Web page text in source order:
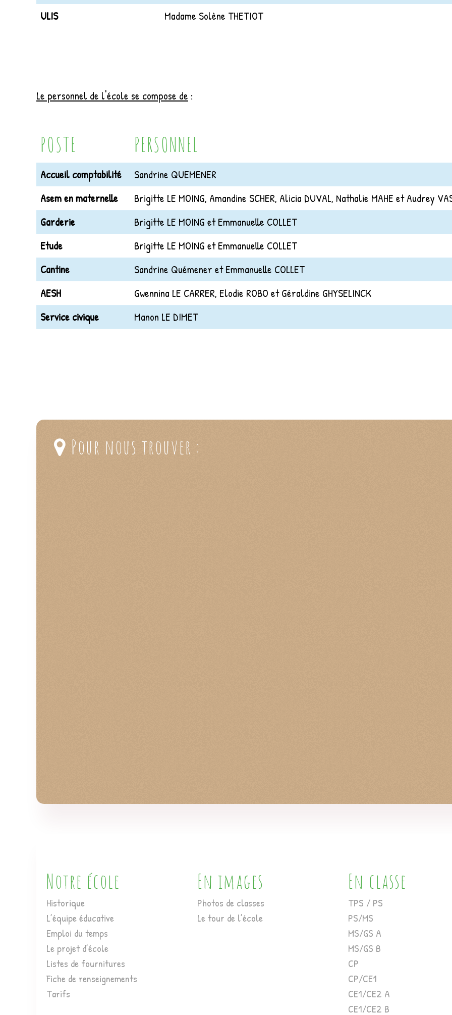
ULIS
Madame Solène THETIOT
Le personnel de l'école se compose de :
POSTE PERSONNEL
Accueil comptabilité
Sandrine QUEMENER
Asem en maternelle
Brigitte LE MOING, Amandine SCHER, Alicia DUVAL, Nathalie MAHE et Audrey
Garderie
Brigitte LE MOING et Emmanuelle COLLET
Etude
Brigitte LE MOING et Emmanuelle COLLET
Cantine
Sandrine Quémener et Emmanuelle COLLET
AESH
Gwennina LE CARRER, Elodie ROBO et Géraldine GHYSELINCK
Service civique
Manon LE DIMET
Pour nous trouver :
Notre école
Historique
L’équipe éducative
Emploi du temps
Le projet d’école
Listes de fournitures
Fiche de renseignements
Tarifs
En images
Photos de classes
Le tour de l’école
En classe
TPS / PS
PS/MS
MS/GS A
MS/GS B
CP
CP/CE1
CE1/CE2 A
CE1/CE2 B